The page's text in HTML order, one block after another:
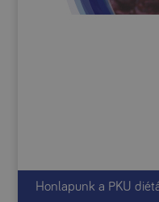
Honlapunk a PKU